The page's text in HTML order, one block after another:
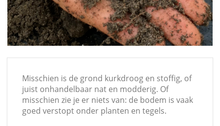
Misschien is de grond kurkdroog en stoffig, of
juist onhandelbaar nat en modderig. Of
misschien zie je er niets van: de bodem is vaak
goed verstopt onder planten en tegels.
de
Hierdoor
website-
van